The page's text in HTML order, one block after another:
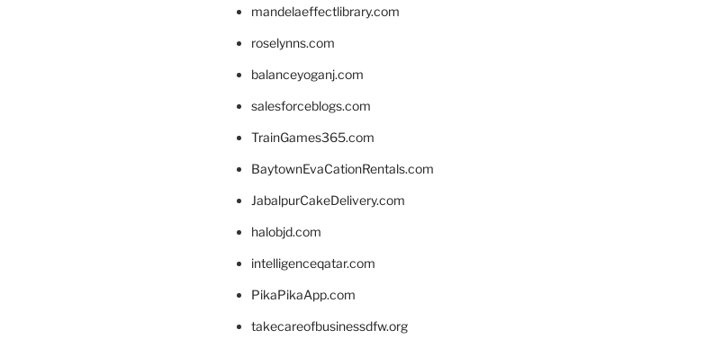
mandelaeffectlibrary.com
roselynns.com
balanceyoganj.com
salesforceblogs.com
TrainGames365.com
BaytownEvaCationRentals.com
JabalpurCakeDelivery.com
halobjd.com
intelligenceqatar.com
PikaPikaApp.com
takecareofbusinessdfw.org